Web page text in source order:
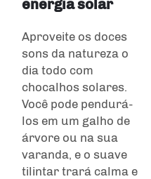
energia solar
Aproveite os doces
sons da natureza o
dia todo com
chocalhos solares.
Você pode pendurá-
los em um galho de
árvore ou na sua
varanda, e o suave
tilintar trará calma e